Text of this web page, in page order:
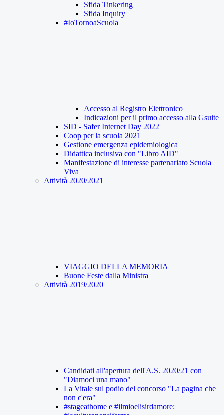
Sfida Tinkering
Sfida Inquiry
#IoTornoaScuola
Accesso al Registro Elettronico
Indicazioni per il primo accesso alla Gsuite
SID - Safer Internet Day 2022
Coop per la scuola 2021
Gestione emergenza epidemiologica
Didattica inclusiva con "Libro AID"
Manifestazione di interesse partenariato Scuola
Viva
Attività 2020/2021
VIAGGIO DELLA MEMORIA
Buone Feste dalla Ministra
Attività 2019/2020
Candidati all'apertura dell'A.S. 2020/21 con
"Diamoci una mano"
La Vitale sul podio del concorso "La pagina che
non c'era"
#stageathome e #ilmioelisirdamore: